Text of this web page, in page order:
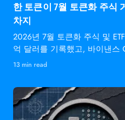
한 토큰이 7월 토큰화 주식
차지
2026년 7월 토큰화 주식 및
억 달러를 기록했고, 바이낸스
러를
13 min read